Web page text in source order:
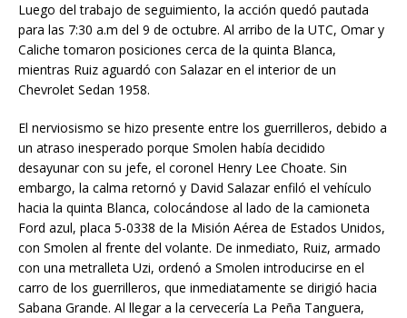
Luego del trabajo de seguimiento, la acción quedó pautada
para las 7:30 a.m del 9 de octubre. Al arribo de la UTC, Omar y
Caliche tomaron posiciones cerca de la quinta Blanca,
mientras Ruiz aguardó con Salazar en el interior de un
Chevrolet Sedan 1958.
El nerviosismo se hizo presente entre los guerrilleros, debido a
un atraso inesperado porque Smolen había decidido
desayunar con su jefe, el coronel Henry Lee Choate. Sin
embargo, la calma retornó y David Salazar enfiló el vehículo
hacia la quinta Blanca, colocándose al lado de la camioneta
Ford azul, placa 5-0338 de la Misión Aérea de Estados Unidos,
con Smolen al frente del volante. De inmediato, Ruiz, armado
con una metralleta Uzi, ordenó a Smolen introducirse en el
carro de los guerrilleros, que inmediatamente se dirigió hacia
Sabana Grande. Al llegar a la cervecería La Peña Tanguera,